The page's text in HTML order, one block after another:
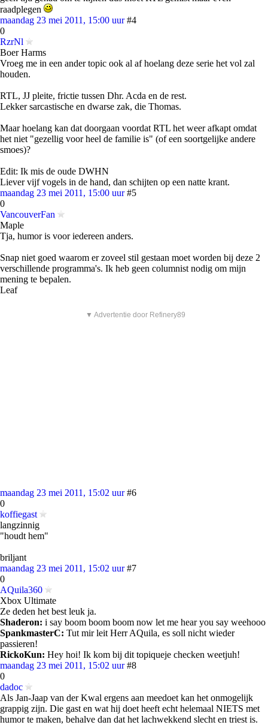
raadplegen
maandag 23 mei 2011, 15:00 uur #4
0
RzrNl
Boer Harms
Vroeg me in een ander topic ook al af hoelang deze serie het vol zal
houden.
RTL, JJ pleite, frictie tussen Dhr. Acda en de rest.
Lekker sarcastische en dwarse zak, die Thomas.
Maar hoelang kan dat doorgaan voordat RTL het weer afkapt omdat
het niet "gezellig voor heel de familie is" (of een soortgelijke andere
smoes)?
Edit: Ik mis de oude DWHN
Liever vijf vogels in de hand, dan schijten op een natte krant.
maandag 23 mei 2011, 15:00 uur #5
0
VancouverFan
Maple
Tja, humor is voor iedereen anders.
Snap niet goed waarom er zoveel stil gestaan moet worden bij deze 2
verschillende programma's. Ik heb geen columnist nodig om mijn
mening te bepalen.
Leaf
▼ Advertentie door Refinery89
maandag 23 mei 2011, 15:02 uur #6
0
koffiegast
langzinnig
"houdt hem"
briljant
maandag 23 mei 2011, 15:02 uur #7
0
AQuila360
Xbox Ultimate
Ze deden het best leuk ja.
Shaderon: i say boom boom boom now let me hear you say weehooo
SpankmasterC: Tut mir leit Herr AQuila, es soll nicht wieder
passieren!
RickoKun: Hey hoi! Ik kom bij dit topiqueje checken weetjuh!
maandag 23 mei 2011, 15:02 uur #8
0
dadoc
Als Jan-Jaap van der Kwal ergens aan meedoet kan het onmogelijk
grappig zijn. Die gast en wat hij doet heeft echt helemaal NIETS met
humor te maken, behalve dan dat het lachwekkend slecht en triest is.